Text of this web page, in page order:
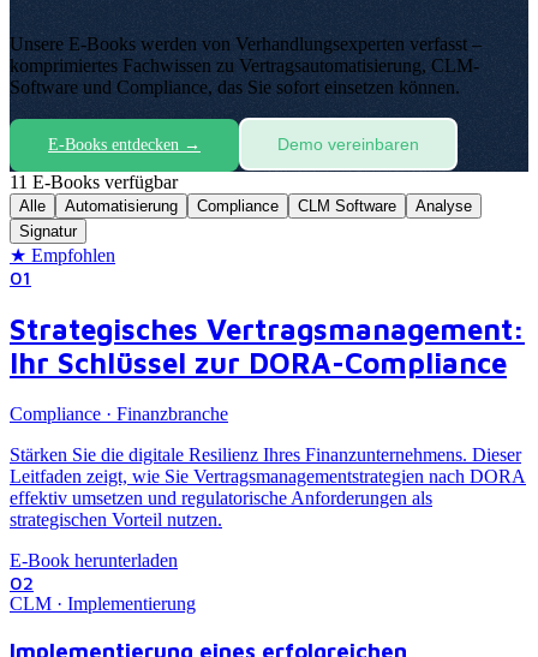
Unsere E-Books werden von Verhandlungsexperten verfasst –
komprimiertes Fachwissen zu Vertragsautomatisierung, CLM-
Software und Compliance, das Sie sofort einsetzen können.
E-Books entdecken → Demo vereinbaren
11 E-Books verfügbar
Alle Automatisierung Compliance CLM Software
Analyse
Signatur
★ Empfohlen
01
Strategisches Vertragsmanagement:
Ihr Schlüssel zur DORA-Compliance
Compliance · Finanzbranche
Stärken Sie die digitale Resilienz Ihres Finanzunternehmens. Dieser
Leitfaden zeigt, wie Sie Vertragsmanagementstrategien nach DORA
effektiv umsetzen und regulatorische Anforderungen als
strategischen Vorteil nutzen.
E-Book herunterladen
02
CLM · Implementierung
Implementierung eines erfolgreichen